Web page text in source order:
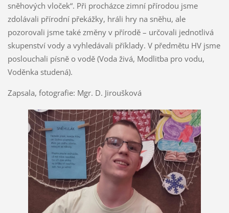
sněhových vloček“. Při procházce zimní přírodou jsme
zdolávali přírodní překážky, hráli hry na sněhu, ale
pozorovali jsme také změny v přírodě – určovali jednotlivá
skupenství vody a vyhledávali příklady. V předmětu HV jsme
poslouchali písně o vodě (Voda živá, Modlitba pro vodu,
Voděnka studená).
Zapsala, fotografie: Mgr. D. Jiroušková